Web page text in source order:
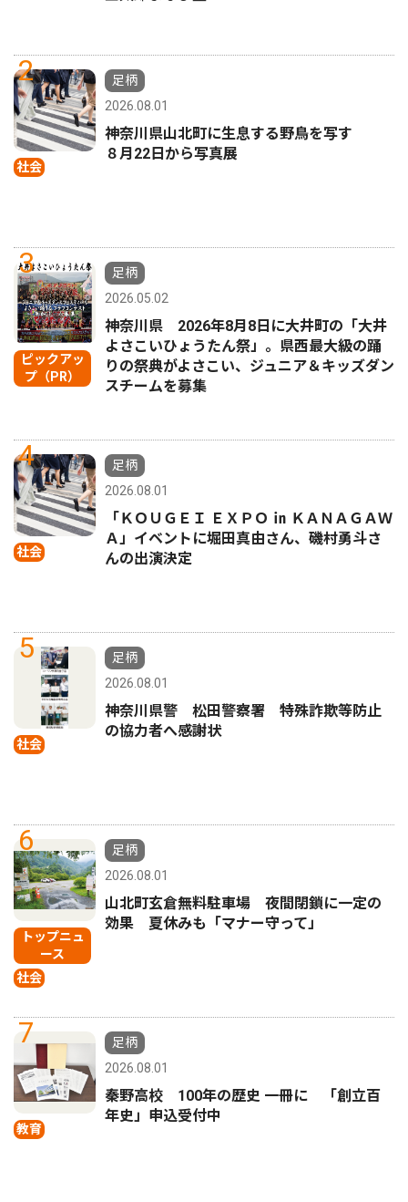
2
社会
足柄
2026.08.01
神奈川県山北町に生息する野鳥を写す
８月22日から写真展
3
ピックアッ
プ（PR）
足柄
2026.05.02
神奈川県 2026年8月8日に大井町の「大井
よさこいひょうたん祭」。県西最大級の踊
りの祭典がよさこい、ジュニア＆キッズダン
スチームを募集
4
社会
足柄
2026.08.01
「ＫＯＵＧＥＩ ＥＸＰＯ ㏌ ＫＡＮＡＧＡＷ
Ａ」イベントに堀田真由さん、磯村勇斗さ
んの出演決定
5
社会
足柄
2026.08.01
神奈川県警 松田警察署 特殊詐欺等防止
の協力者へ感謝状
6
トップニュ
ース
社会
足柄
2026.08.01
山北町玄倉無料駐車場 夜間閉鎖に一定の
効果 夏休みも「マナー守って」
7
教育
足柄
2026.08.01
秦野高校 100年の歴史 一冊に 「創立百
年史」申込受付中